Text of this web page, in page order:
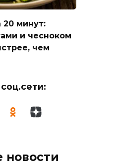
20 минут:
и чесноком
чем
новости